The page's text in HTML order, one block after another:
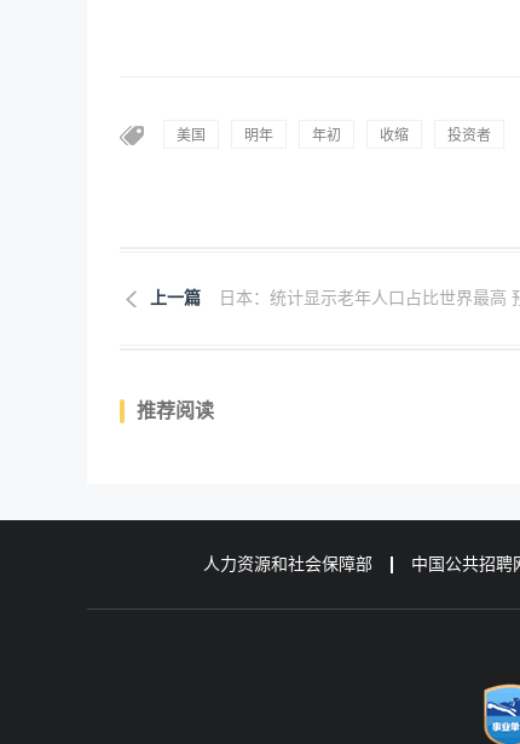
美国 明年 年初 收缩 投资者
上一篇 日本：统计显示老年人口占比世界最高
推荐阅读
人力资源和社会保障部 中国公共招聘